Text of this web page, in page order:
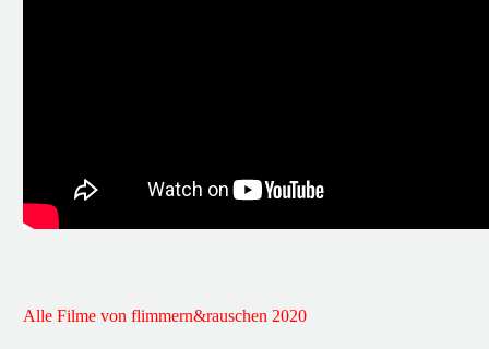
Alle Filme von flimmern&rauschen 2020